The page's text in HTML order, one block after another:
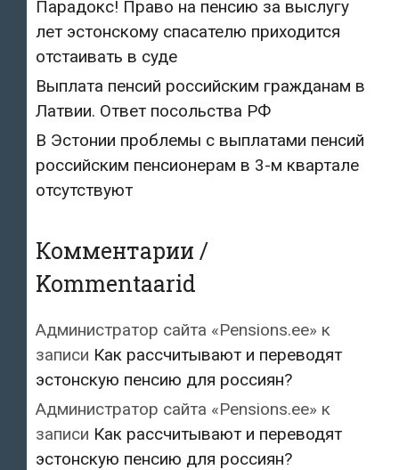
Парадокс! Право на пенсию за выслугу
лет эстонскому спасателю приходится
отстаивать в суде
Выплата пенсий российским гражданам в
Латвии. Ответ посольства РФ
В Эстонии проблемы с выплатами пенсий
российским пенсионерам в 3-м квартале
отсутствуют
Комментарии /
Kommentaarid
Администратор сайта «Pensions.ee» к
записи Как рассчитывают и переводят
эстонскую пенсию для россиян?
Администратор сайта «Pensions.ee» к
записи Как рассчитывают и переводят
эстонскую пенсию для россиян?